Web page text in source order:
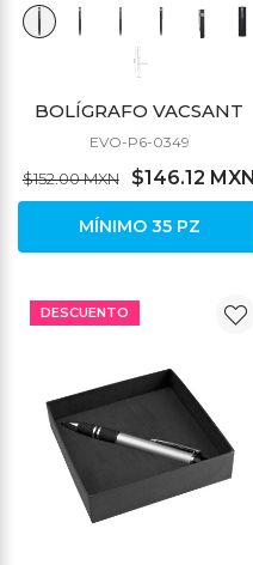
BOLÍGRAFO VACSANT
EVO-P6-0349
$152.00 MXN $146.12 MXN
MÍNIMO 35 PZ
DESCUENTO